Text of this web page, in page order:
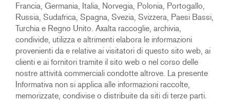
Francia, Germania, Italia, Norvegia, Polonia, Portogallo,
Russia, Sudafrica, Spagna, Svezia, Svizzera, Paesi Bassi,
Turchia e Regno Unito. Axalta raccoglie, archivia,
condivide, utilizza e altrimenti elabora le informazioni
provenienti da e relative ai visitatori di questo sito web, ai
clienti e ai fornitori tramite il sito web o nel corso delle
nostre attività commerciali condotte altrove. La presente
Informativa non si applica alle informazioni raccolte,
memorizzate, condivise o distribuite da siti di terze parti.